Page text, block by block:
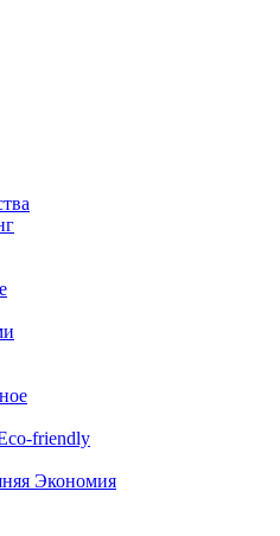
friendly
Экономия